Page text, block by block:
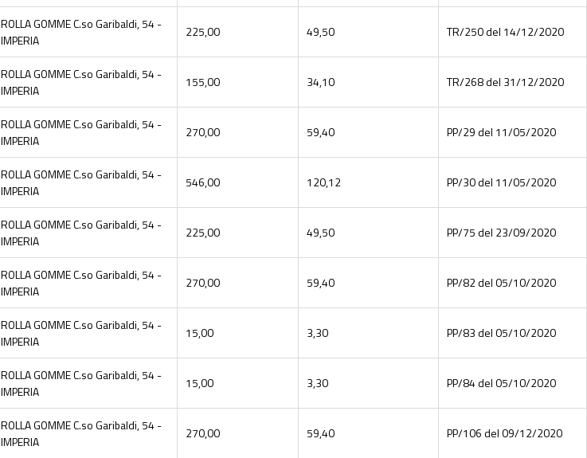
ROLLA GOMME C.so Garibaldi, 54 -
IMPERIA
225,00 49,50 TR/250 del 14/12/2020
ROLLA GOMME C.so Garibaldi, 54 -
IMPERIA
155,00 34,10 TR/268 del 31/12/2020
ROLLA GOMME C.so Garibaldi, 54 -
IMPERIA
270,00 59,40 PP/29 del 11/05/2020
ROLLA GOMME C.so Garibaldi, 54 -
IMPERIA
546,00 120,12 PP/30 del 11/05/2020
ROLLA GOMME C.so Garibaldi, 54 -
IMPERIA
225,00 49,50 PP/75 del 23/09/2020
ROLLA GOMME C.so Garibaldi, 54 -
IMPERIA
270,00 59,40 PP/82 del 05/10/2020
ROLLA GOMME C.so Garibaldi, 54 -
IMPERIA
15,00 3,30 PP/83 del 05/10/2020
ROLLA GOMME C.so Garibaldi, 54 -
IMPERIA
15,00 3,30 PP/84 del 05/10/2020
ROLLA GOMME C.so Garibaldi, 54 -
IMPERIA
270,00 59,40 PP/106 del 09/12/2020